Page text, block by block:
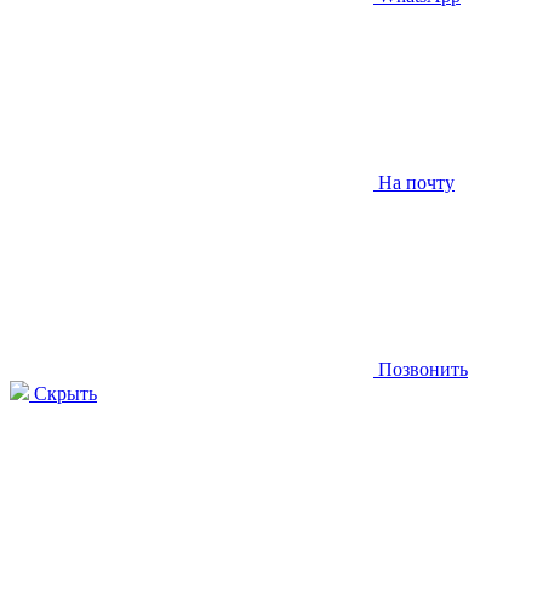
На почту
Позвонить
Скрыть